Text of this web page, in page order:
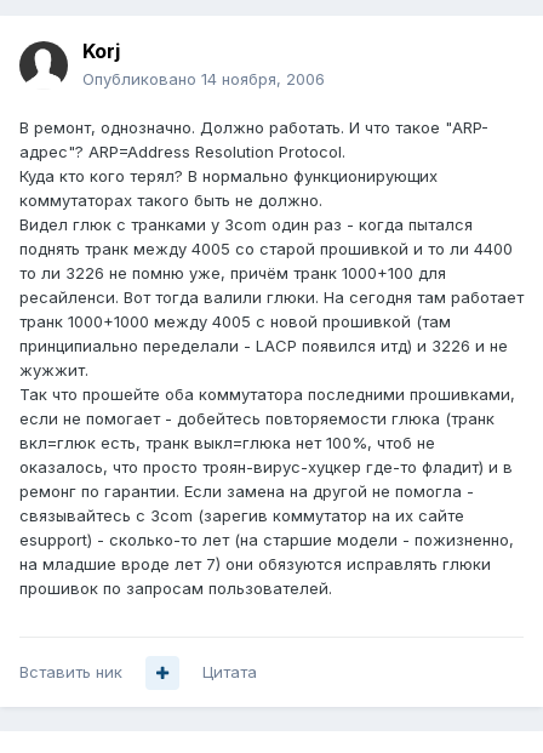
Korj
Опубликовано 14 ноября, 2006
В ремонт, однозначно. Должно работать. И что такое "ARP-
адрес"? ARP=Address Resolution Protocol.
Куда кто кого терял? В нормально функционирующих
коммутаторах такого быть не должно.
Видел глюк с транками у 3com один раз - когда пытался
поднять транк между 4005 со старой прошивкой и то ли 4400
то ли 3226 не помню уже, причём транк 1000+100 для
ресайленси. Вот тогда валили глюки. На сегодня там работает
транк 1000+1000 между 4005 с новой прошивкой (там
принципиально переделали - LACP появился итд) и 3226 и не
жужжит.
Так что прошейте оба коммутатора последними прошивками,
если не помогает - добейтесь повторяемости глюка (транк
вкл=глюк есть, транк выкл=глюка нет 100%, чтоб не
оказалось, что просто троян-вирус-хуцкер где-то фладит) и в
ремонг по гарантии. Если замена на другой не помогла -
связывайтесь с 3com (зарегив коммутатор на их сайте
esupport) - сколько-то лет (на старшие модели - пожизненно,
на младшие вроде лет 7) они обязуются исправлять глюки
прошивок по запросам пользователей.
Вставить ник Цитата